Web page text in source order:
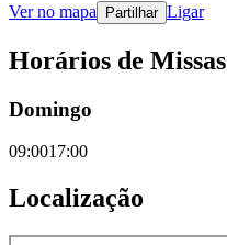
Ver no mapa Partilhar Ligar
Horários de Missas
Domingo
09:0017:00
Localização